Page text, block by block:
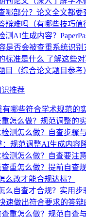
哪部分？论文全文都要
辩难吗（有哪些技巧值
测AI生成内容？
是否会被查重系统识
标准是什么 了解这些
目（综合论文题目参考
推荐
有哪些符合学术规范的
重怎么做？规范调整的
测怎么做？自查步骤
：规范调整AI生成内容
测怎么做？自查要注
重怎么做？提前自查
么改才能合规达标？
么自查才合规？实用步
速做出符合要求的答辩
重怎么做？规范自查